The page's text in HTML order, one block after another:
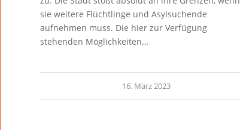
sie weitere Flüchtlinge und Asylsuchende
aufnehmen muss. Die hier zur Verfügung
stehenden Möglichkeiten…
16. März 2023